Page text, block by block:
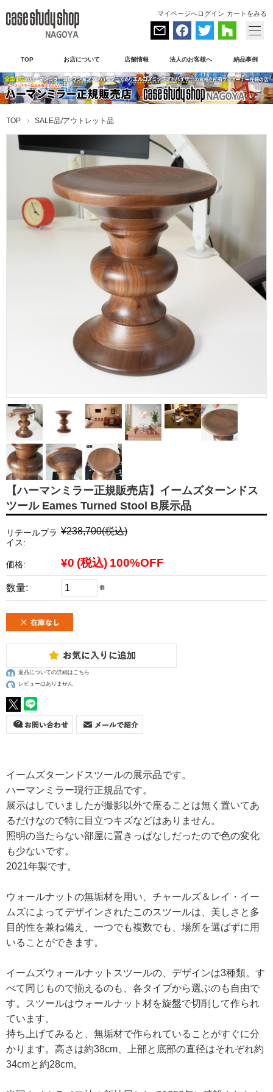
マイページへログイン カートをみる
TOP お店について 店舗情報 法人のお客様へ 納品事例
TOP SALE品/アウトレット品
【ハーマンミラー正規販売店】イームズターンドス
ツール Eames Turned Stool B展示品
リテールプラ
イス:
¥238,700(税込)
価格: ¥0 (税込) 100%OFF
数量: 個
返品についての詳細はこちら
レビューはありません
イームズターンドスツールの展示品です。
ハーマンミラー現行正規品です。
展示はしていましたが撮影以外で座ることは無く置いてあ
るだけなので特に目立つキズなどはありません。
照明の当たらない部屋に置きっぱなしだったので色の変化
も少ないです。
2021年製です。
ウォールナットの無垢材を用い、チャールズ＆レイ・イー
ムズによってデザインされたこのスツールは、美しさと多
目的性を兼ね備え、一つでも複数でも、場所を選ばずに用
いることができます。
イームズウォールナットスツールの、デザインは3種類。す
べて同じもので揃えるのも、各タイプから選ぶのも自由で
す。スツールはウォールナット材を旋盤で切削して作られ
ています。
持ち上げてみると、無垢材で作られていることがすぐに分
かります。高さは約38cm、上部と底部の直径はそれぞれ約
34cmと約28cm。